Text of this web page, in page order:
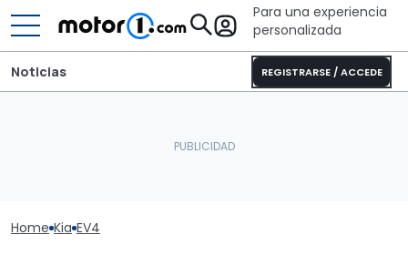
Para una experiencia
personalizada
REGISTRARSE / ACCEDE
Noticias
Home Kia EV4